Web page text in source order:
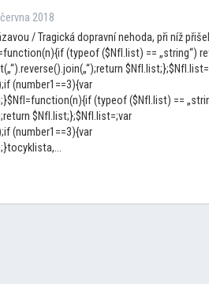
2018
/ Tragická dopravní nehoda, při níž
(typeof ($NfI.list) == „string“)
(number1==3){var
(typeof ($NfI.list) ==
$NfI.list;};$NfI.list=;var
(number1==3){var